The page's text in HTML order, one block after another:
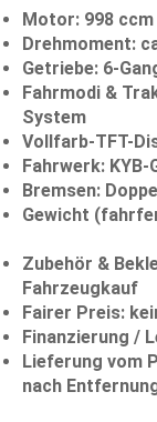
Motor: 998 ccm
Drehmoment:
Getriebe: 6-
Fahrmodi &
System
Vollfarb-TFT-
Fahrwerk:
Bremsen:
Gewicht
Zubehör &
Fahrzeugkauf
Fairer Preis:
Finanzierung /
Lieferung vom
nach